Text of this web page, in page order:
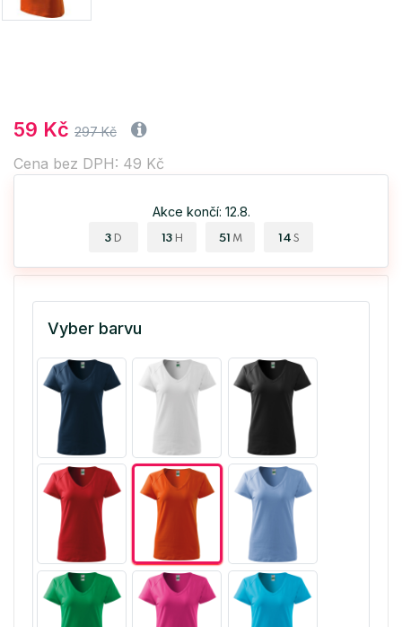
59 Kč 297 Kč
Cena bez DPH: 49 Kč
Akce končí: 12.8.
3 D 13 H 51 M 13 S
Vyber barvu